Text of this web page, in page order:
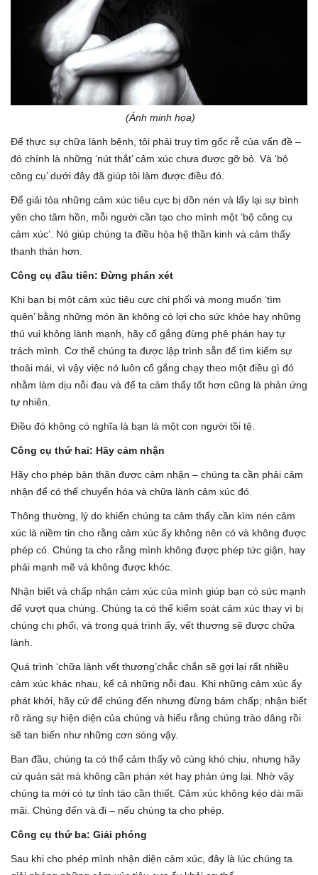
(Ảnh minh họa)
Để thực sự chữa lành bệnh, tôi phải truy tìm gốc rễ của vấn đề –
đó chính là những ‘nút thắt’ cảm xúc chưa được gỡ bỏ. Và ‘bộ
công cụ’ dưới đây đã giúp tôi làm được điều đó.
Để giải tỏa những cảm xúc tiêu cực bị dồn nén và lấy lại sự bình
yên cho tâm hồn, mỗi người cần tạo cho mình một ‘bộ công cụ
cảm xúc’. Nó giúp chúng ta điều hòa hệ thần kinh và cảm thấy
thanh thản hơn.
Công cụ đầu tiên: Đừng phán xét
Khi bạn bị một cảm xúc tiêu cực chi phối và mong muốn ‘tìm
quên’ bằng những món ăn không có lợi cho sức khỏe hay những
thú vui không lành mạnh, hãy cố gắng đừng phê phán hay tự
trách mình. Cơ thể chúng ta được lập trình sẵn để tìm kiếm sự
thoải mái, vì vậy việc nó luôn cố gắng chạy theo một điều gì đó
nhằm làm dịu nỗi đau và để ta cảm thấy tốt hơn cũng là phản ứng
tự nhiên.
Điều đó không có nghĩa là bạn là một con người tồi tệ.
Công cụ thứ hai: Hãy cảm nhận
Hãy cho phép bản thân được cảm nhận – chúng ta cần phải cảm
nhận để có thể chuyển hóa và chữa lành cảm xúc đó.
Thông thường, lý do khiến chúng ta cảm thấy cần kìm nén cảm
xúc là niềm tin cho rằng cảm xúc ấy không nên có và không được
phép có. Chúng ta cho rằng mình không được phép tức giận, hay
phải mạnh mẽ và không được khóc.
Nhận biết và chấp nhận cảm xúc của mình giúp bạn có sức mạnh
để vượt qua chúng. Chúng ta có thể kiểm soát cảm xúc thay vì bị
chúng chi phối, và trong quá trình ấy, vết thương sẽ được chữa
lành.
Quá trình ‘chữa lành vết thương’chắc chắn sẽ gợi lại rất nhiều
cảm xúc khác nhau, kể cả những nỗi đau. Khi những cảm xúc ấy
phát khởi, hãy cứ để chúng đến nhưng đừng bám chấp; nhận biết
rõ ràng sự hiện diện của chúng và hiểu rằng chúng trào dâng rồi
sẽ tan biến như những cơn sóng vậy.
Ban đầu, chúng ta có thể cảm thấy vô cùng khó chịu, nhưng hãy
cứ quán sát mà không cần phán xét hay phản ứng lại. Nhờ vậy
chúng ta mới có tự tỉnh táo cần thiết. Cảm xúc không kéo dài mãi
mãi. Chúng đến và đi – nếu chúng ta cho phép.
Công cụ thứ ba: Giải phóng
Sau khi cho phép mình nhận diện cảm xúc, đây là lúc chúng ta